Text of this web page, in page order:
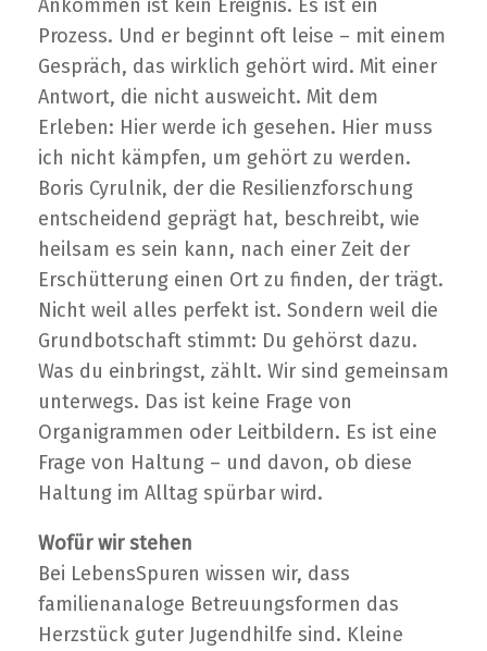
Ankommen ist kein Ereignis. Es ist ein
Prozess. Und er beginnt oft leise – mit einem
Gespräch, das wirklich gehört wird. Mit einer
Antwort, die nicht ausweicht. Mit dem
Erleben: Hier werde ich gesehen. Hier muss
ich nicht kämpfen, um gehört zu werden.
Boris Cyrulnik, der die Resilienzforschung
entscheidend geprägt hat, beschreibt, wie
heilsam es sein kann, nach einer Zeit der
Erschütterung einen Ort zu finden, der trägt.
Nicht weil alles perfekt ist. Sondern weil die
Grundbotschaft stimmt: Du gehörst dazu.
Was du einbringst, zählt. Wir sind gemeinsam
unterwegs. Das ist keine Frage von
Organigrammen oder Leitbildern. Es ist eine
Frage von Haltung – und davon, ob diese
Haltung im Alltag spürbar wird.
Wofür wir stehen
Bei LebensSpuren wissen wir, dass
familienanaloge Betreuungsformen das
Herzstück guter Jugendhilfe sind. Kleine